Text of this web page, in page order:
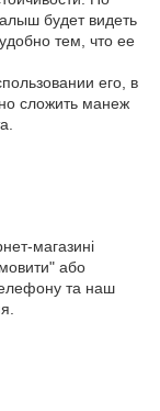
будет видеть
тем, что ее
его, в
сложить манеж
магазині
або
та наш